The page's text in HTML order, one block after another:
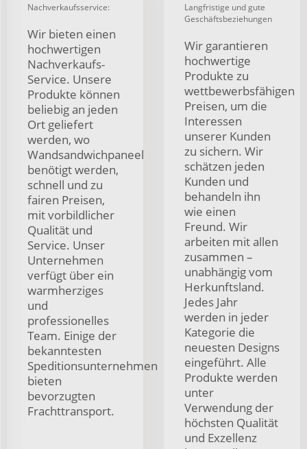
Nachverkaufsservice:
Wir bieten einen
hochwertigen
Nachverkaufs-
Service. Unsere
Produkte können
beliebig an jeden
Ort geliefert
werden, wo
Wandsandwichpaneel
benötigt werden,
schnell und zu
fairen Preisen,
mit vorbildlicher
Qualität und
Service. Unser
Unternehmen
verfügt über ein
warmherziges
und
professionelles
Team. Einige der
bekanntesten
Speditionsunternehmen
bieten
bevorzugten
Frachttransport.
Langfristige und gute
Geschäftsbeziehungen
Wir garantieren
hochwertige
Produkte zu
wettbewerbsfähigen
Preisen, um die
Interessen
unserer Kunden
zu sichern. Wir
schätzen jeden
Kunden und
behandeln ihn
wie einen
Freund. Wir
arbeiten mit allen
zusammen –
unabhängig vom
Herkunftsland.
Jedes Jahr
werden in jeder
Kategorie die
neuesten Designs
eingeführt. Alle
Produkte werden
unter
Verwendung der
höchsten Qualität
und Exzellenz